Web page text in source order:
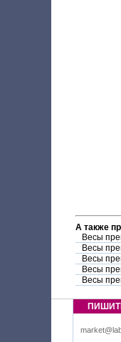
А также
Весы
Весы
Весы
Весы
Весы